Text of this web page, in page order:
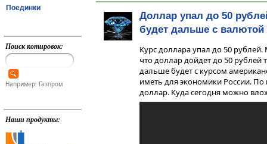
Поединки
Поиск котировок:
Например: Газпром
Наши продукты:
Доллар упал до 50
будет дальше с валютой
Курс доллара упал до 50
что доллар дойдет до 50 рублей
дальше будет с курсом
иметь для экономики России.
доллар. Куда сегодня можно